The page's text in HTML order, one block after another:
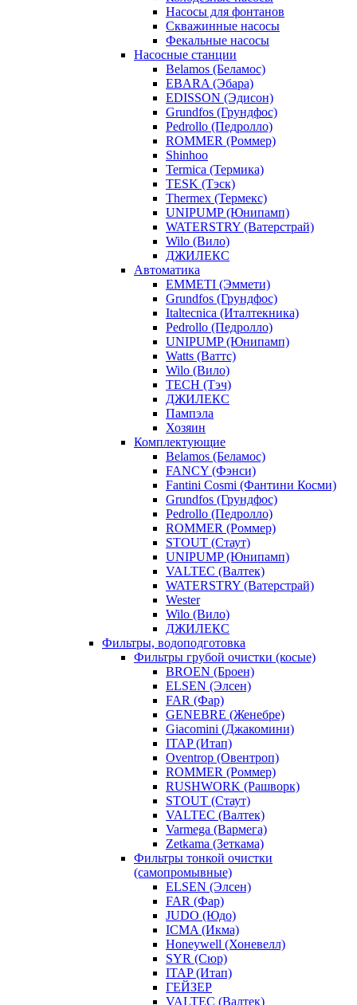
Насосы для фонтанов
Скважинные насосы
Фекальные насосы
Насосные станции
Belamos (Беламос)
EBARA (Эбара)
EDISSON (Эдисон)
Grundfos (Грундфос)
Pedrollo (Педролло)
ROMMER (Роммер)
Shinhoo
Termica (Термика)
TESK (Тэск)
Thermex (Термекс)
UNIPUMP (Юнипамп)
WATERSTRY (Ватерстрай)
Wilo (Вило)
ДЖИЛЕКС
Автоматика
EMMETI (Эммети)
Grundfos (Грундфос)
Italtecnica (Италтекника)
Pedrollo (Педролло)
UNIPUMP (Юнипамп)
Watts (Ваттс)
Wilo (Вило)
TECH (Тэч)
ДЖИЛЕКС
Пампэла
Хозяин
Комплектующие
Belamos (Беламос)
FANCY (Фэнси)
Fantini Cosmi (Фантини Косми)
Grundfos (Грундфос)
Pedrollo (Педролло)
ROMMER (Роммер)
STOUT (Стаут)
UNIPUMP (Юнипамп)
VALTEC (Валтек)
WATERSTRY (Ватерстрай)
Wester
Wilo (Вило)
ДЖИЛЕКС
Фильтры, водоподготовка
Фильтры грубой очистки (косые)
BROEN (Броен)
ELSEN (Элсен)
FAR (Фар)
GENEBRE (Женебре)
Giacomini (Джакомини)
ITAP (Итап)
Oventrop (Овентроп)
ROMMER (Роммер)
RUSHWORK (Рашворк)
STOUT (Стаут)
VALTEC (Валтек)
Varmega (Вармега)
Zetkama (Зеткама)
Фильтры тонкой очистки
(самопромывные)
ELSEN (Элсен)
FAR (Фар)
JUDO (Юдо)
ICMA (Икма)
Honeywell (Хоневелл)
SYR (Сюр)
ITAP (Итап)
ГЕЙЗЕР
VALTEC (Валтек)